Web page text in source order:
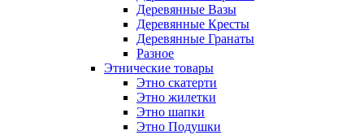
Деревянные Вазы
Деревянные Кресты
Деревянные Гранаты
Разное
Этнические товары
Этно скатерти
Этно жилетки
Этно шапки
Этно Подушки